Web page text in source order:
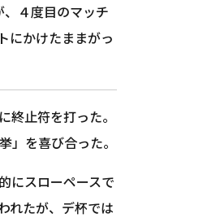
４度目のマッチ
にかけたままがっ
止符を打った。
を喜び合った。
にスローペースで
れたが、デ杯では